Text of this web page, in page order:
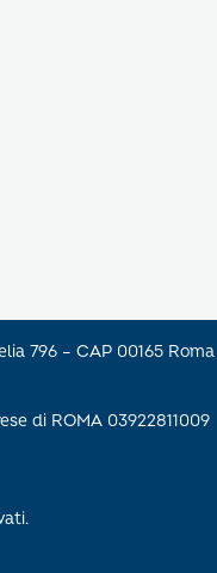
796 – CAP 00165 Roma
di ROMA 03922811009